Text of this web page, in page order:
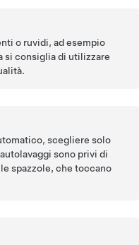
o ruvidi, ad esempio
si consiglia di utilizzare
scegliere solo
sono privi di
spazzole, che toccano